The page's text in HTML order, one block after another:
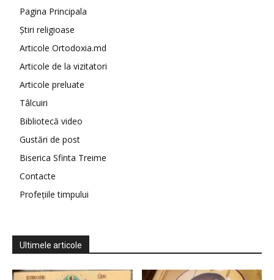
Pagina Principala
Știri religioase
Articole Ortodoxia.md
Articole de la vizitatori
Articole preluate
Tâlcuiri
Bibliotecă video
Gustări de post
Biserica Sfinta Treime
Contacte
Profețiile timpului
Ultimele articole